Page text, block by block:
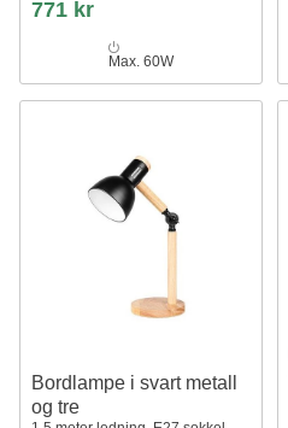
60W
771 kr
Max. 60W
Bordlampe i svart metall
og tre